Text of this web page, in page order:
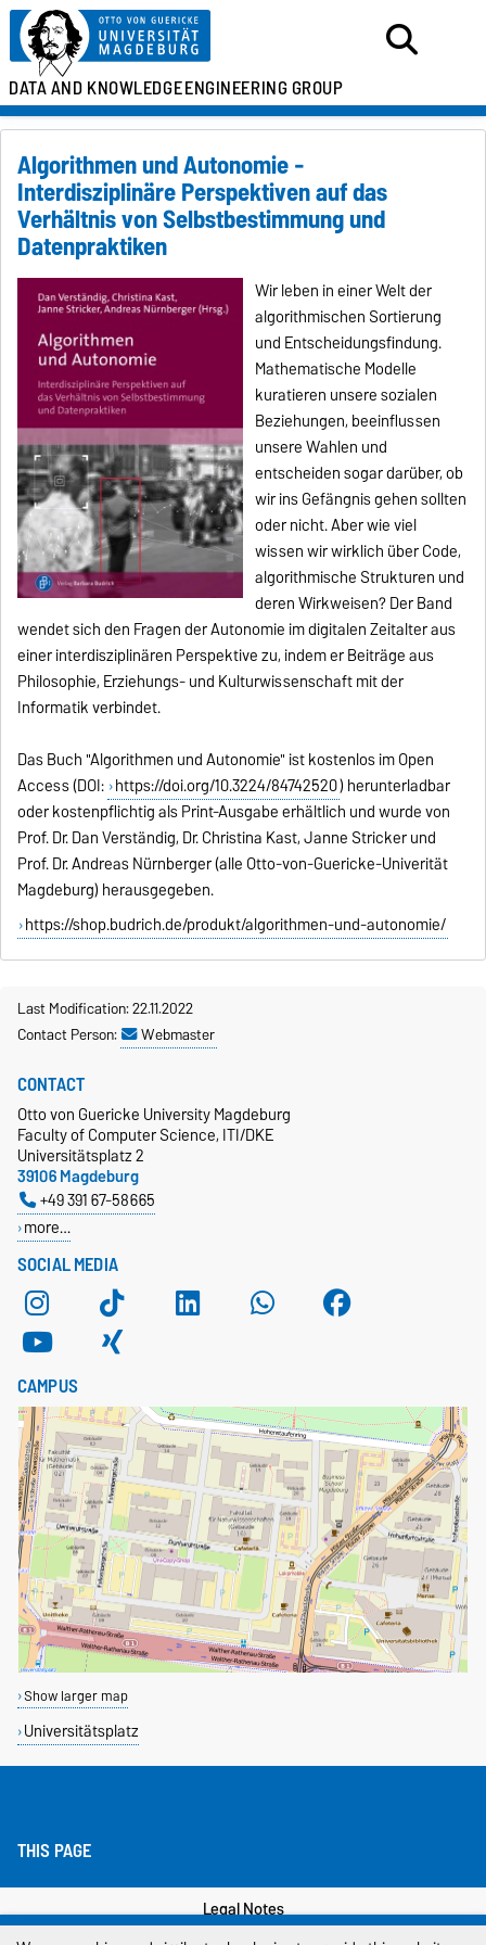
DATA AND KNOWLEDGEENGINEERING GROUP
Algorithmen und Autonomie -
Interdisziplinäre Perspektiven auf das
Verhältnis von Selbstbestimmung und
Datenpraktiken
Wir leben in einer Welt der
algorithmischen Sortierung
und Entscheidungsfindung.
Mathematische Modelle
kuratieren unsere sozialen
Beziehungen, beeinflussen
unsere Wahlen und
entscheiden sogar darüber, ob
wir ins Gefängnis gehen sollten
oder nicht. Aber wie viel
wissen wir wirklich über Code,
algorithmische Strukturen und
deren Wirkweisen? Der Band
wendet sich den Fragen der Autonomie im digitalen Zeitalter aus
einer interdisziplinären Perspektive zu, indem er Beiträge aus
Philosophie, Erziehungs- und Kulturwissenschaft mit der
Informatik verbindet.
Das Buch "Algorithmen und Autonomie" ist kostenlos im Open
Access (DOI: https://doi.org/10.3224/84742520) herunterladbar
oder kostenpflichtig als Print-Ausgabe erhältlich und wurde von
Prof. Dr. Dan Verständig, Dr. Christina Kast, Janne Stricker und
Prof. Dr. Andreas Nürnberger (alle Otto-von-Guericke-Univerität
Magdeburg) herausgegeben.
https://shop.budrich.de/produkt/algorithmen-und-autonomie/
Last Modification: 22.11.2022
Contact Person:
Webmaster
SOCIAL MEDIA
CONTACT
Otto von Guericke University Magdeburg
Faculty of Computer Science, ITI/DKE
Universitätsplatz 2
39106 Magdeburg
+49 391 67-58665
more…
CAMPUS
Show larger map
Universitätsplatz
THIS PAGE
Legal Notes